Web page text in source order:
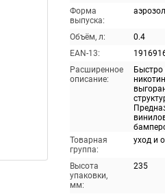
Форма
выпуска:
Объём, л:
0.4
EAN-13:
Расширенное
описание:
Быстро
Товарная
группа:
уход и
Высота
упаковки,
мм:
235